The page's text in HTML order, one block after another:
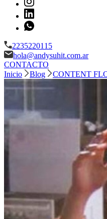
2235220115
hola@andysuhit.com.ar
CONTACTO
Inicio
Blog CONTENT